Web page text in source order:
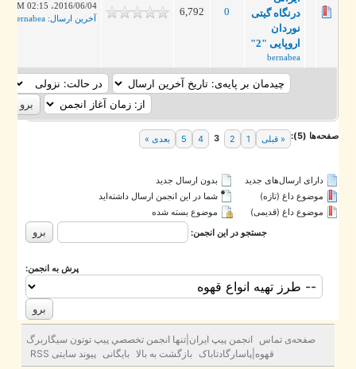
درنگاه گیتی
نوردان
اروپایی "2"
bernabea
0
6,792
2016/06/04، 02:15 PM
آخرین ارسال :
bernabea
(5): « قبلی 1 بعدی »
دارای ارسال‌های جدید‌
موضوع داغ (تازه‌)
موضوع داغ (قدیمی)
بدون ارسال جدید‌
شما در این انجمن ارسال داشته‌اید
موضوع بسته شده
جستجو در این انجمن:
پرش به انجمن:
صفحه‌ی تماس
انجمن پيپ ايران|تنها انجمن تخصصي پيپ توتون سيگاربرگ
قهوه|پاسارگادتاباک بازگشت به بالا بایگانی پیوند سایتی RSS